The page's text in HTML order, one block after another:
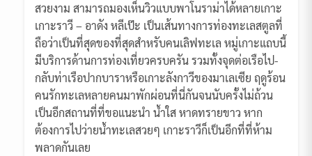
สวยงาม สามารถมองเห็นวิวแบบพาโนราม่าได้หลายเกาะ
เกาะราวี – อาดัง หลีเป๊ะ เป็นเส้นทางการท่องทะเลสตูลที่
ถือว่าเป็นที่สุดของที่สุดสำหรับคนเลิฟทะเล หมู่เกาะแถบนี้
มีบริการด้านการท่องเที่ยวครบครัน รวมทั้งจุดต่อเรือไป-
กลับท่าเรือปากบาราหรือเกาะลังกาวีของมาเลเซีย ฤดูร้อน
คนรักทะเลหลายคนมาพักผ่อนที่นี่กันจนนับครั้งไม่ถ้วน
เป็นอีกสถานที่ที่ขอแนะนำ น้ำใส หาดทรายขาว หาก
ต้องการไปว่ายน้ำทะเลสวยๆ เกาะราวีก็เป็นอีกที่ที่ห้าม
พลาดกันเลย